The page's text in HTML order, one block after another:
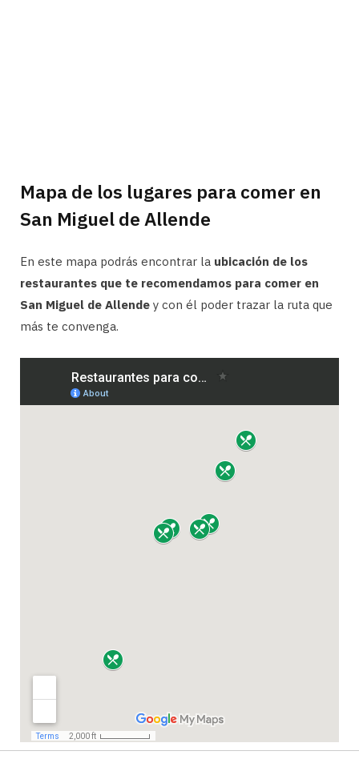
Mapa de los lugares para comer en
San Miguel de Allende
En este mapa podrás encontrar la ubicación de los
restaurantes que te recomendamos para comer en
San Miguel de Allende y con él poder trazar la ruta que
más te convenga.